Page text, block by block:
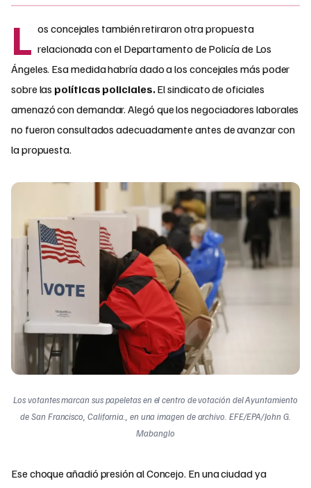
L os concejales también retiraron otra propuesta
relacionada con el Departamento de Policía de Los
Ángeles. Esa medida habría dado a los concejales más poder
sobre las políticas policiales.El sindicato de oficiales
amenazó con demandar. Alegó que los negociadores laborales
no fueron consultados adecuadamente antes de avanzar con
la propuesta.
Los votantes marcan sus papeletas en el centro de votación del Ayuntamiento
de San Francisco, California., en una imagen de archivo. EFE/EPA/John G.
Mabanglo
Ese choque añadió presión al Concejo. En una ciudad ya